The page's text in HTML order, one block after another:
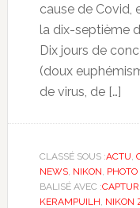
cause de Covid,
la dix-septième
Dix jours de
(doux
de virus, de […]
CLASSÉ SOUS :ACTU
NEWS, NIKON
BALISÉ AVEC :
KERAMPUILH NIKON